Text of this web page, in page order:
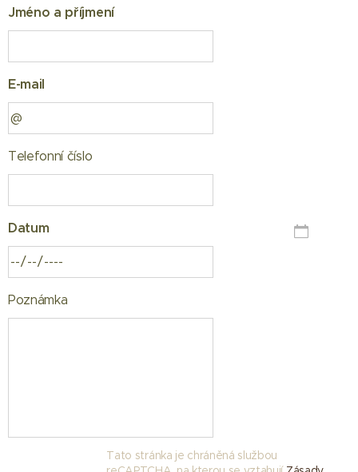
Jméno a příjmení
E-mail
Telefonní číslo
Datum
Poznámka
Tato stránka je chráněná službou